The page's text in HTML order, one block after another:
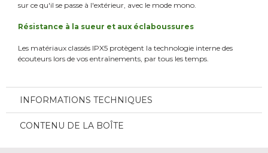
sur ce qu'il se passe à l'extérieur, avec le mode mono.
Résistance à la sueur et aux éclaboussures
Les matériaux classés IPX5 protègent la technologie interne des
écouteurs lors de vos entraînements, par tous les temps.
INFORMATIONS TECHNIQUES
CONTENU DE LA BOÎTE